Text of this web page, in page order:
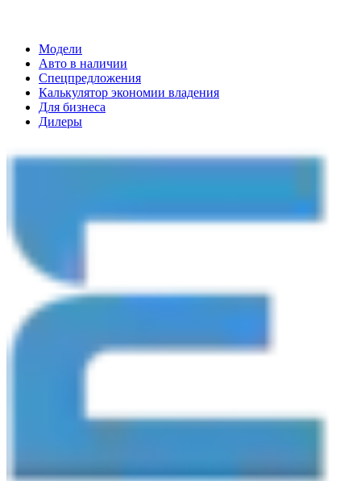
Модели
Авто в наличии
Спецпредложения
Калькулятор экономии владения
Для бизнеса
Дилеры